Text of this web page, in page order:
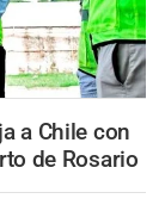
a Chile con
de Rosario